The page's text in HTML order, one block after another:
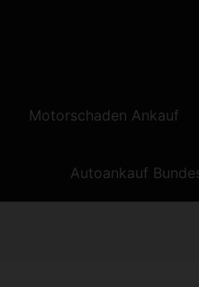
Motorschaden Ankauf
Autoankauf